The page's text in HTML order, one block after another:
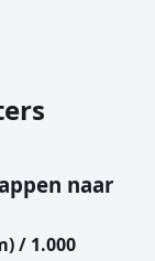
naar
/ 1.000